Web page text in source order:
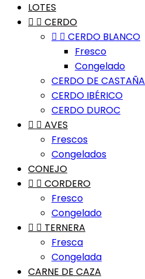
LOTES
  CERDO
  CERDO BLANCO
Fresco
Congelado
CERDO DE CASTAÑA
CERDO IBÉRICO
CERDO DUROC
  AVES
Frescos
Congelados
CONEJO
  CORDERO
Fresco
Congelado
  TERNERA
Fresca
Congelada
CARNE DE CAZA